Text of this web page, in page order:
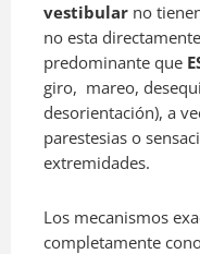
vestibular no
no esta
predominante que
giro, mareo,
desorientación), a
parestesias o
extremidades.
Los mecanismos
completamente